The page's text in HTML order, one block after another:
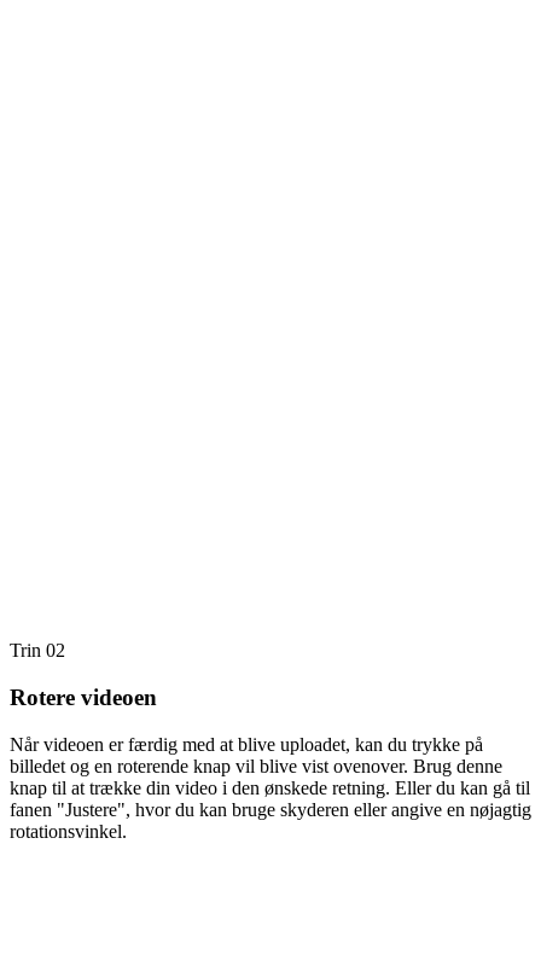
Trin 02
Rotere videoen
Når videoen er færdig med at blive uploadet, kan du trykke på
billedet og en roterende knap vil blive vist ovenover. Brug denne
knap til at trække din video i den ønskede retning. Eller du kan gå til
fanen "Justere", hvor du kan bruge skyderen eller angive en nøjagtig
rotationsvinkel.